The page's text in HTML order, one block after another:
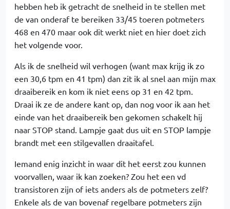
hebben heb ik getracht de snelheid in te stellen met
de van onderaf te bereiken 33/45 toeren potmeters
468 en 470 maar ook dit werkt niet en hier doet zich
het volgende voor.
Als ik de snelheid wil verhogen (want max krijg ik zo
een 30,6 tpm en 41 tpm) dan zit ik al snel aan mijn max
draaibereik en kom ik niet eens op 31 en 42 tpm.
Draai ik ze de andere kant op, dan nog voor ik aan het
einde van het draaibereik ben gekomen schakelt hij
naar STOP stand. Lampje gaat dus uit en STOP lampje
brandt met een stilgevallen draaitafel.
Iemand enig inzicht in waar dit het eerst zou kunnen
voorvallen, waar ik kan zoeken? Zou het een vd
transistoren zijn of iets anders als de potmeters zelf?
Enkele als de van bovenaf regelbare potmeters zijn